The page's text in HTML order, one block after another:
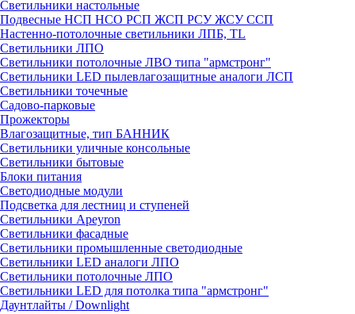
Светильники настольные
Подвесные НСП НСО РСП ЖСП РСУ ЖСУ ССП
Настенно-потолочные светильники ЛПБ, TL
Светильники ЛПО
Светильники потолочные ЛВО типа "армстронг"
Светильники LED пылевлагозащитные аналоги ЛСП
Светильники точечные
Садово-парковые
Прожекторы
Влагозащитные, тип БАННИК
Светильники уличные консольные
Светильники бытовые
Блоки питания
Светодиодные модули
Подсветка для лестниц и ступеней
Светильники Apeyron
Светильники фасадные
Светильники промышленные светодиодные
Светильники LED аналоги ЛПО
Светильники потолочные ЛПО
Светильники LED для потолка типа "армстронг"
Даунтлайты / Downlight